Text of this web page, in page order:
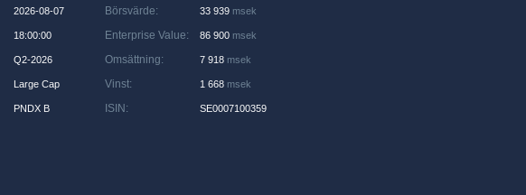
2026-08-07
18:00:00
Q2-2026
Large Cap
PNDX B
Börsvärde: 33 939 msek
Enterprise Value: 86 900 msek
Omsättning: 7 918 msek
Vinst: 1 668 msek
ISIN : SE0007100359